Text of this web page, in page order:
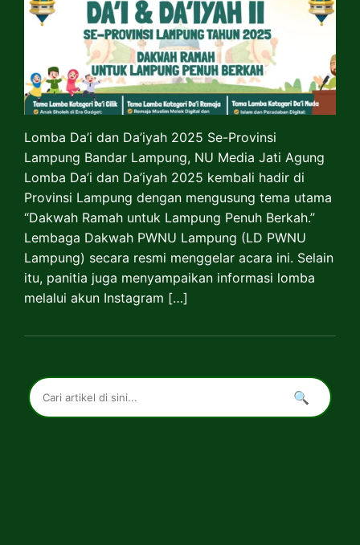
Lomba Da’i dan Da’iyah 2025 Se-Provinsi
Lampung Bandar Lampung, NU Media Jati Agung
Lomba Da’i dan Da’iyah 2025 kembali hadir di
Provinsi Lampung dengan mengusung tema utama
“Dakwah Ramah untuk Lampung Penuh Berkah.”
Lembaga Dakwah PWNU Lampung (LD PWNU
Lampung) secara resmi menggelar acara ini. Selain
itu, panitia juga menyampaikan informasi lomba
melalui akun Instagram […]
🔍